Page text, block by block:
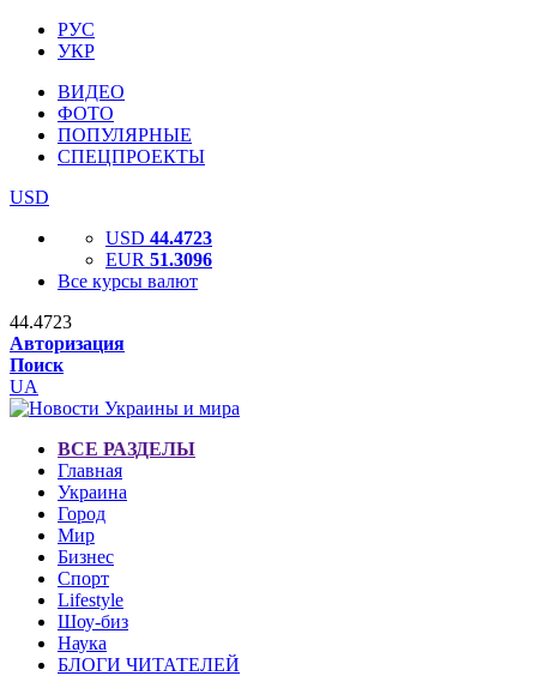
РУС
УКР
ВИДЕО
ФОТО
ПОПУЛЯРНЫЕ
СПЕЦПРОЕКТЫ
USD
USD 44.4723
EUR 51.3096
Все курсы валют
44.4723
Авторизация
Поиск
UA
ВСЕ РАЗДЕЛЫ
Главная
Украина
Город
Мир
Бизнес
Спорт
Lifestyle
Шоу-биз
Наука
БЛОГИ ЧИТАТЕЛЕЙ